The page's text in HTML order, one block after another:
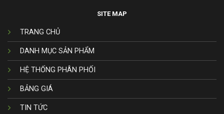
SITE MAP
TRANG CHỦ
DANH MỤC SẢN PHẨM
HỆ THỐNG PHÂN PHỐI
BẢNG GIÁ
TIN TỨC